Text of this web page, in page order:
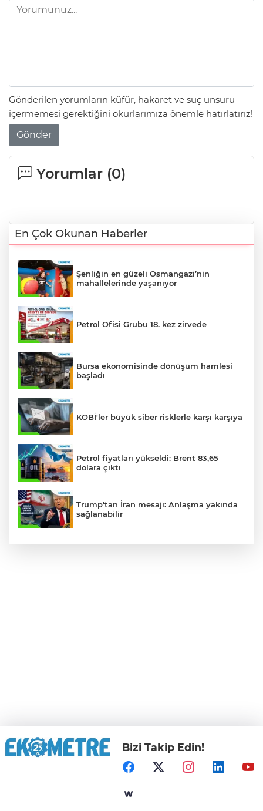
Gönderilen yorumların küfür, hakaret ve suç unsuru
içermemesi gerektiğini okurlarımıza önemle hatırlatırız!
Gönder
Yorumlar (0)
En Çok Okunan Haberler
Şenliğin en güzeli Osmangazi’nin
mahallelerinde yaşanıyor
Petrol Ofisi Grubu 18. kez zirvede
Bursa ekonomisinde dönüşüm hamlesi
başladı
KOBİ'ler büyük siber risklerle karşı karşıya
Petrol fiyatları yükseldi: Brent 83,65
dolara çıktı
Trump'tan İran mesajı: Anlaşma yakında
sağlanabilir
Bizi Takip Edin!